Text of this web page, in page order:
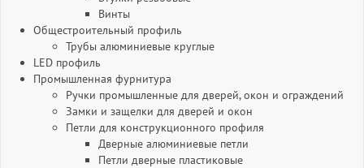
Винты
Общестроительный профиль
Трубы алюминиевые круглые
LED профиль
Промышленная фурнитура
Ручки промышленные для дверей, окон и ограждений
Замки и защелки для дверей и окон
Петли для конструкционного профиля
Дверные алюминиевые петли
Петли дверные пластиковые